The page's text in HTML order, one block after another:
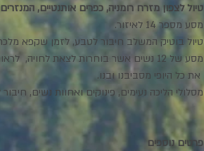
טיול לצפון מזרח רומניה, כפרים אותנטיים,
מסע מספר 14 לאיזור.
טיול בוטיק המשלב חיבור לטבע, לזמן שקפא מלכת,
מסלולי הליכה נעימים, פינוקים ואחוות נשים, חיבור
פרטים נוספים